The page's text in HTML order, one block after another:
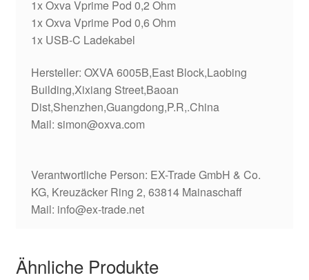
1x Oxva Vprime Pod 0,2 Ohm
1x Oxva Vprime Pod 0,6 Ohm
1x USB-C Ladekabel
Hersteller:OXVA 6005B,East Block,Laobing
Building,Xixiang Street,Baoan
Dist,Shenzhen,Guangdong,P.R,.China
Mail:simon@oxva.com
Verantwortliche Person: EX-Trade GmbH & Co.
KG, Kreuzäcker Ring 2, 63814 Mainaschaff
Mail: info@ex-trade.net
Ähnliche Produkte